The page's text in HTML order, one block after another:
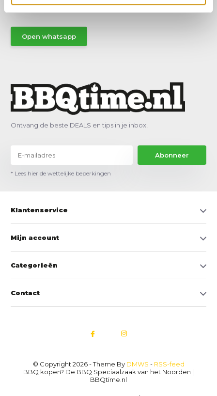
Stuur gemakkelijk een Whatsapp.
Open whatsapp
Ontvang de beste DEALS en tips in je inbox!
Abonneer
* Lees hier de wettelijke beperkingen
Klantenservice
Mijn account
Categorieën
Contact
© Copyright 2026 - Theme By DMWS - RSS-feed
BBQ kopen? De BBQ Speciaalzaak van het Noorden |
BBQtime.nl